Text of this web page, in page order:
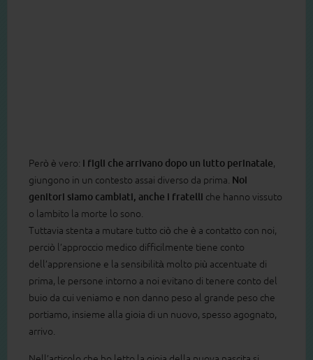
Però è vero: i figli che arrivano dopo un lutto perinatale,
giungono in un contesto assai diverso da prima. Noi
genitori siamo cambiati, anche i fratelli che hanno vissuto
o lambito la morte lo sono.
Tuttavia stenta a mutare tutto ciò che è a contatto con noi,
perciò l’approccio medico difficilmente tiene conto
dell’apprensione e la sensibilità molto più accentuate di
prima, le persone intorno a noi evitano di tenere conto del
buio da cui veniamo e non danno peso al grande peso che
portiamo, insieme alla gioia di un nuovo, spesso agognato,
arrivo.